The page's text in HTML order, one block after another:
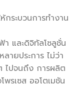
กระบวนการทำงาน
า และดิจิทัลโซลูชั่น
ายประการ ไม่ว่า
ไปจนถึง การผลิต
รเซส ออโตเมชัน